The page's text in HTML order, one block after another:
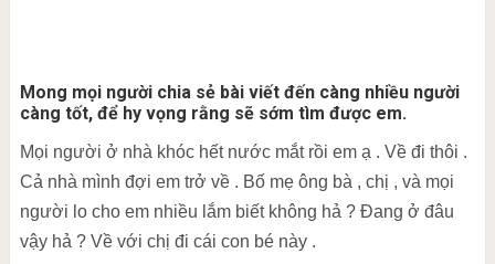
Mong mọi người chia sẻ bài viết đến càng nhiều người
càng tốt, để hy vọng rằng sẽ sớm tìm được em.
Mọi người ở nhà khóc hết nước mắt rồi em ạ . Về đi thôi .
Cả nhà mình đợi em trở về . Bố mẹ ông bà , chị , và mọi
người lo cho em nhiều lắm biết không hả ? Đang ở đâu
vậy hả ? Về với chị đi cái con bé này .